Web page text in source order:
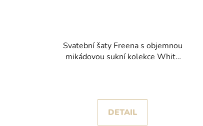
Svatební šaty Freena s objemnou
mikádovou sukní kolekce White
DETAIL